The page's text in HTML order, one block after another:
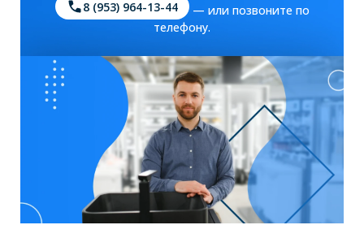
8 (953) 964-13-44
— или позвоните по
телефону.